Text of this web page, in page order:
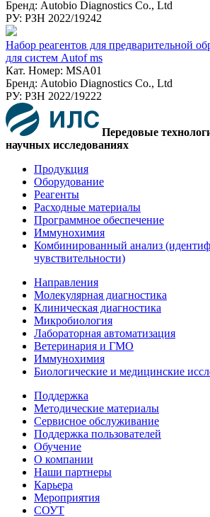
Бренд: Autobio Diagnostics Co., Ltd
РУ: РЗН 2022/19242
Набор реагентов для предварительной
для систем Autof ms
Кат. Номер: MSA01
Бренд: Autobio Diagnostics Co., Ltd
РУ: РЗН 2022/19222
Передовые
научных исследованиях
Продукция
Оборудование
Реагенты
Расходные материалы
Программное обеспечение
Иммунохимия
Комбинированный анализ
чувствительности)
Направления
Молекулярная диагностика
Клиническая диагностика
Микробиология
Лабораторная автоматизация
Ветеринария и ГМО
Иммунохимия
Биологические и медицинские
Поддержка
Методические материалы
Сервисное обслуживание
Поддержка пользователей
Обучение
О компании
Наши партнеры
Карьера
Мероприятия
СОУТ